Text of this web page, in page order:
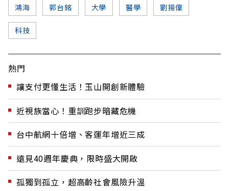
鴻海 郭台銘 大學 醫學 劉揚偉
科技
熱門
讓支付更懂生活！玉山開創新體驗
近視族當心！重訓跑步暗藏危機
台中航網十倍增、客運年增近三成
遠見40週年慶典，限時盛大開啟
孤獨到孤立，超高齡社會風險升溫